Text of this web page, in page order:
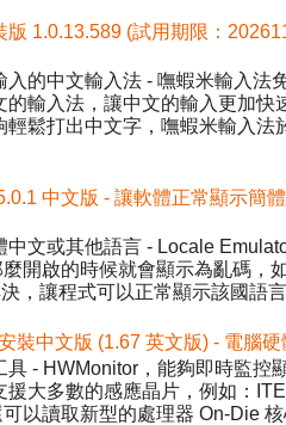
版 1.0.13.589 (試用期限：
入的中文輸入法 - 嘸蝦米輸入法
的輸入法，讓中文的輸入更加
輕鬆打出中文字，嘸蝦米輸入
中文版 - 讓軟體正常顯示簡
中文或其他語言 - Locale
開啟的時候就會顯示為亂碼，
，讓程式可以正常顯示該國語
裝中文版 (1.67 英文版) - 電腦硬
具 - HWMonitor，能夠即時監控
援大多數的感應晶片，例如：
以讀取新型的處理器 On-Die